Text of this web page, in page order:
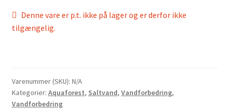
Denne vare er p.t. ikke på lager og er derfor ikke
tilgængelig.
Varenummer (SKU): N/A
Kategorier: Aquaforest, Saltvand, Vandforbedring,
Vandforbedring